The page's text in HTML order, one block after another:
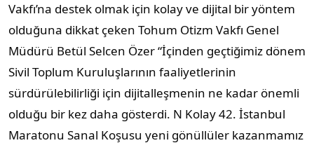
Vakfı’na destek olmak için kolay ve dijital bir yöntem
olduğuna dikkat çeken Tohum Otizm Vakfı Genel
Müdürü Betül Selcen Özer “İçinden geçtiğimiz dönem
Sivil Toplum Kuruluşlarının faaliyetlerinin
sürdürülebilirliği için dijitalleşmenin ne kadar önemli
olduğu bir kez daha gösterdi. N Kolay 42. İstanbul
Maratonu Sanal Koşusu yeni gönüllüler kazanmamız